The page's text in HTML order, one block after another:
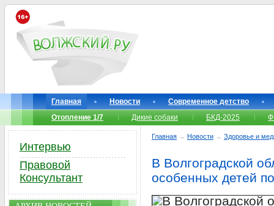
Главная Новости
Современное детство
Отопление 1/7
Дикие собаки БКД-2025
Главная → Новости → Здоровье и
В Волгоградской
особенных детей
Интервью
Правовой
Консультант